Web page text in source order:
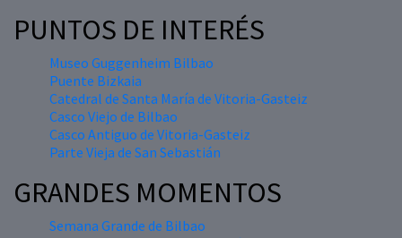
PUNTOS DE INTERÉS
Museo Guggenheim Bilbao
Puente Bizkaia
Catedral de Santa María de Vitoria-Gasteiz
Casco Viejo de Bilbao
Casco Antiguo de Vitoria-Gasteiz
Parte Vieja de San Sebastián
GRANDES MOMENTOS
Semana Grande de Bilbao